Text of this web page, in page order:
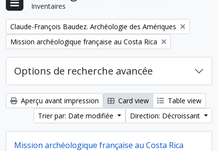
Inventaires
Remove filter:
Claude-François Baudez. Archéologie des Amériques
Remove filter:
Mission archéologique française au Costa Rica
Options de recherche avancée
Aperçu avant impression Card view
Table view
Trier par: Date modifiée
Direction: Décroissant
Mission archéologique française au Costa Rica